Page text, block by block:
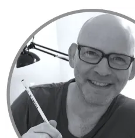
Sidebar